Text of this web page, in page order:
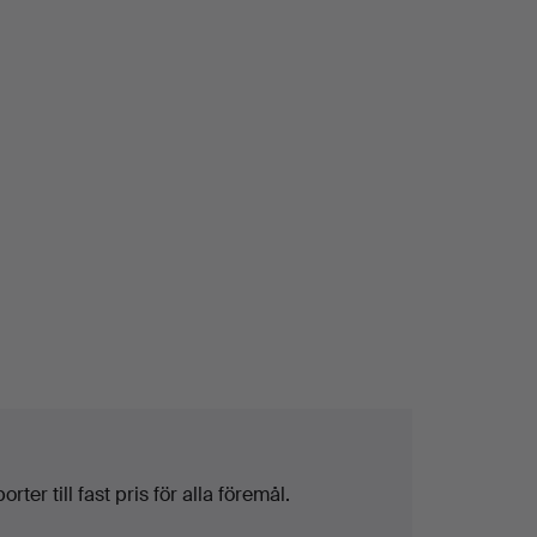
till fast pris för alla föremål.